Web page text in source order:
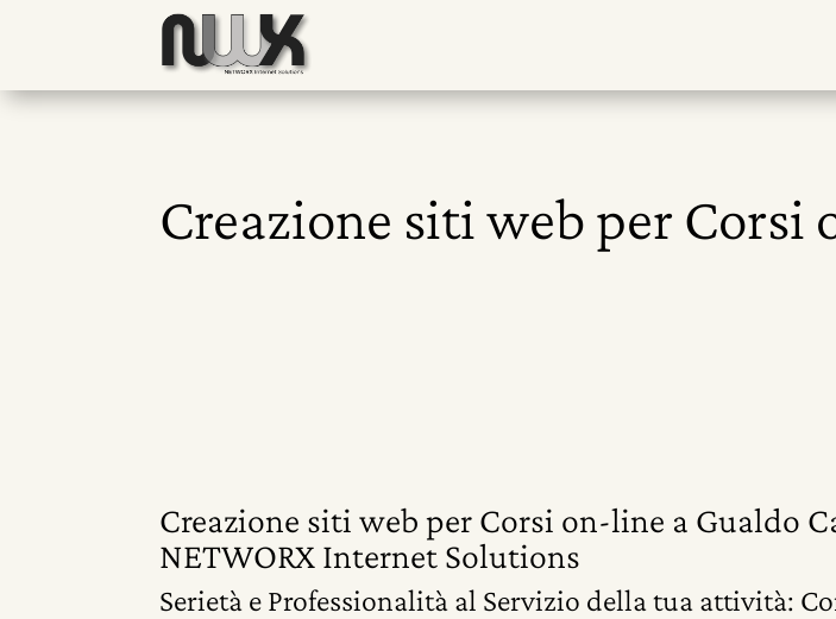
Creazione siti web per
Creazione siti web per Corsi on-line a Gualdo
NETWORX Internet Solutions
Serietà e Professionalità al Servizio della tua attività: